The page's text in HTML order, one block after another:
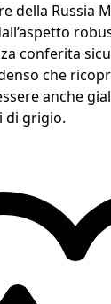
della Russia
conferita
che
anche
di grigio.